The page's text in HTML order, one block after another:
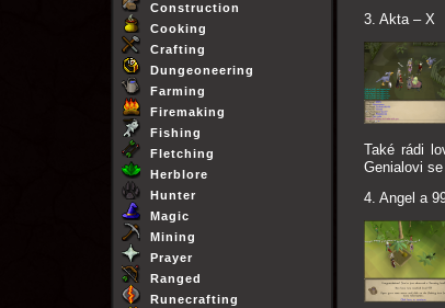
Construction
Cooking
Crafting
Dungeoneering
Farming
Firemaking
Fishing
Fletching
Herblore
Hunter
Magic
Mining
Prayer
Ranged
Runecrafting
3. Akta – X
Také rádi
Genialovi
4. Angel a